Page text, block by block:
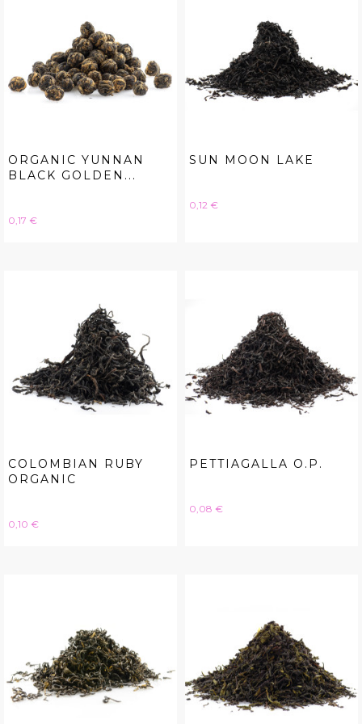
ORGANIC YUNNAN
BLACK GOLDEN...
Hinta
0,17 €
SUN MOON LAKE
Hinta
0,12 €
COLOMBIAN RUBY
ORGANIC
Hinta
0,10 €
PETTIAGALLA O.P.
Hinta
0,08 €